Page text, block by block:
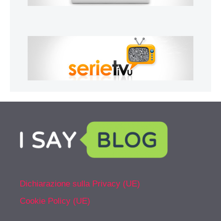
Dichiarazione sulla Privacy (UE)
Cookie Policy (UE)